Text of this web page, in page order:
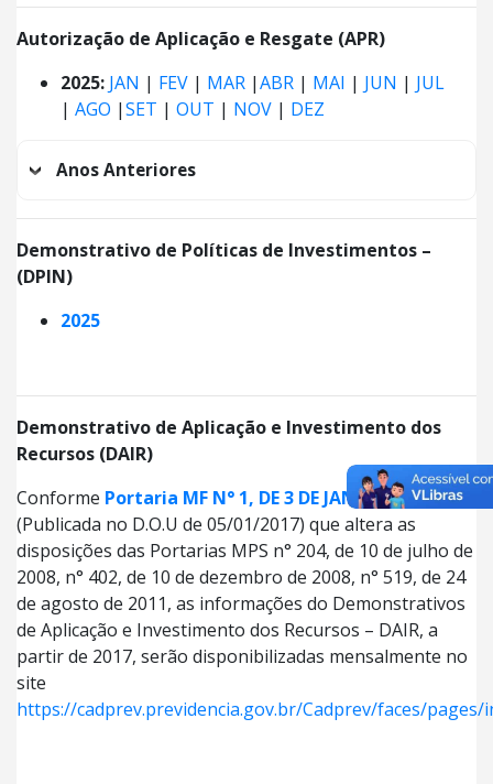
Autorização de Aplicação e Resgate (APR)
2025: JAN | FEV | MAR |ABR | MAI | JUN | JUL
| AGO |SET | OUT | NOV | DEZ
Anos Anteriores
Demonstrativo de Políticas de Investimentos –
(DPIN)
2025
Demonstrativo de Aplicação e Investimento dos
Recursos (DAIR)
Conforme Portaria MF N° 1, DE 3 DE JANEIRO DE 2017
(Publicada no D.O.U de 05/01/2017) que altera as
disposições das Portarias MPS n° 204, de 10 de julho de
2008, n° 402, de 10 de dezembro de 2008, n° 519, de 24
de agosto de 2011, as informações do Demonstrativos
de Aplicação e Investimento dos Recursos – DAIR, a
partir de 2017, serão disponibilizadas mensalmente no
site
https://cadprev.previdencia.gov.br/Cadprev/faces/pages/